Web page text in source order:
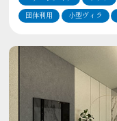
団体利用 小型ヴィラ